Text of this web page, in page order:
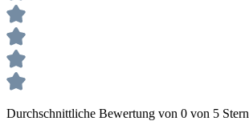
Durchschnittliche Bewertung von 0 von 5